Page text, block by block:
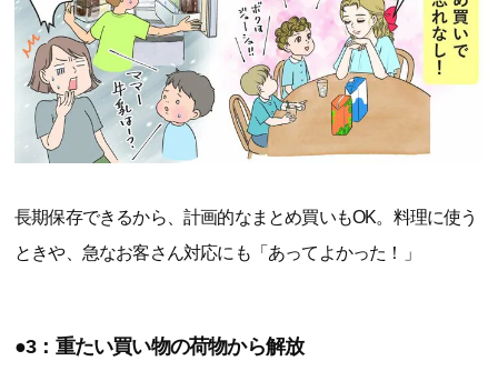
長期保存できるから、計画的なまとめ買いもOK。料理に使う
ときや、急なお客さん対応にも「あってよかった！」
●3：重たい買い物の荷物から解放